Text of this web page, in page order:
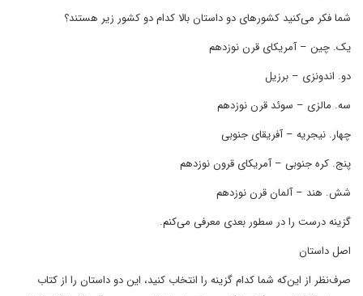
شما فکر می‌کنید کشورهای دو داستان بالا کدام دو کشور زیر هستند؟
یک. چین – آمریکای قرن نوزدهم
دو. اندونزی – برزیل
سه. مالزی – سوئد قرن نوزدهم
چهار. نیجریه – آفریقای جنوبی
پنج. کره جنوبی – آمریکای قرون نوزدهم
شش. هند – آلمان قرن نوزدهم
گزینه درست را در سطور بعدی معرفی می‌کنم.
اصل داستان
صرف‌نظر از این‌که شما کدام گزینه را انتخاب کنید، این دو داستان را از کتاب